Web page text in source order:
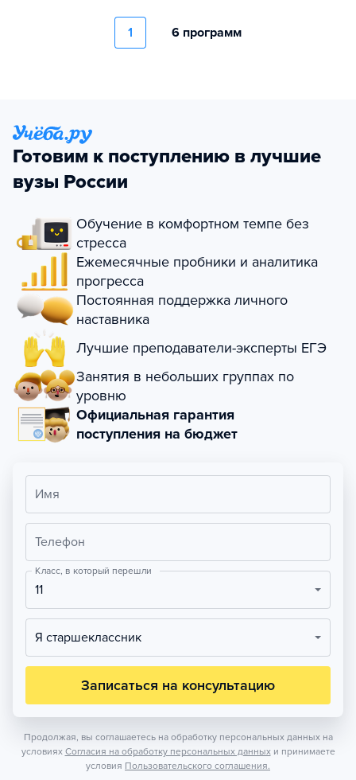
1 6 программ
Готовим к поступлению в лучшие
вузы России
Обучение в комфортном темпе без
стресса
Ежемесячные пробники и аналитика
прогресса
Постоянная поддержка личного
наставника
Лучшие преподаватели-эксперты ЕГЭ
Занятия в небольших группах по
уровню
Официальная гарантия
поступления на бюджет
Имя
Телефон
Класс, в который перешли
11
Я старшеклассник
Записаться на консультацию
Продолжая, вы соглашаетесь на обработку персональных данных на
условиях Согласия на обработку персональных данных и принимаете
условия Пользовательского соглашения.